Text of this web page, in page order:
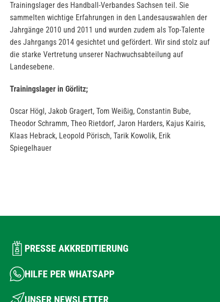
Trainingslager des Handball-Verbandes Sachsen teil. Sie
sammelten wichtige Erfahrungen in den Landesauswahlen der
Jahrgänge 2010 und 2011 und wurden zudem als Top-Talente
des Jahrgangs 2014 gesichtet und gefördert. Wir sind stolz auf
die starke Vertretung unserer Nachwuchsabteilung auf
Landesebene.
Trainingslager in Görlitz;
Oscar Högl, Jakob Gragert, Tom Weißig, Constantin Bube,
Theodor Schramm, Theo Rietdorf, Jaron Harders, Kajus Kairis,
Klaas Hebrack, Leopold Pörisch, Tarik Kowolik, Erik
Spiegelhauer
PRESSE AKKREDITIERUNG
HILFE PER WHATSAPP
UNSER NEWSLETTER